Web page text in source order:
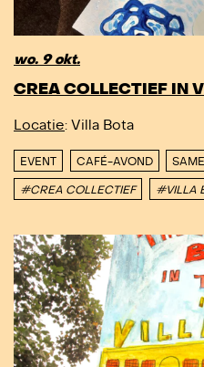
wo. 9 okt.
CREA COLLECTIEF IN
Locatie: Villa Bota
EVENT CAFÉ-AVOND
#CREA COLLECTIEF #VILLA